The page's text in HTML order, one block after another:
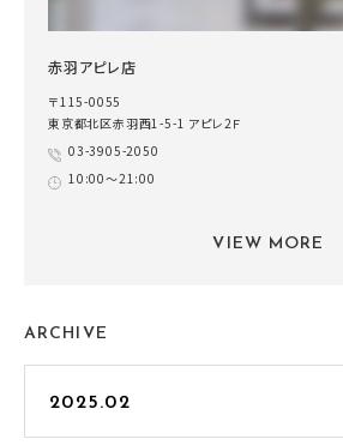
赤羽アピレ店
〒115-0055
東京都北区赤羽西1-5-1 アピレ2Ｆ
03-3905-2050
10:00～21:00
VIEW MORE
ARCHIVE